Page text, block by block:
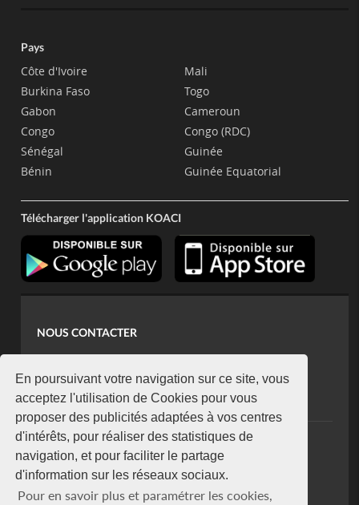
En poursuivant votre navigation sur ce site, vous
acceptez l'utilisation de Cookies pour vous
proposer des publicités adaptées à vos centres
d'intérêts, pour réaliser des statistiques de
navigation, et pour faciliter le partage
d'information sur les réseaux sociaux.
Pour en savoir plus et paramétrer les cookies,
Pays
Côte d'Ivoire
Burkina Faso
Gabon
Congo
Sénégal
Bénin
Mali
Togo
Cameroun
Congo (RDC)
Guinée
Guinée Equatorial
Télécharger l'application KOACI
NOUS CONTACTER
koaci@yahoo.fr
+225 07 08 85 52 93
NEWSLETTER
Restez connecté via notre newsletter
S'abonner